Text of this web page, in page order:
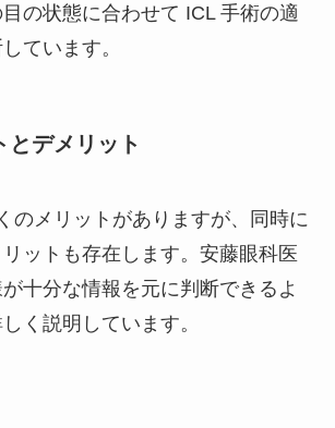
の状態に合わせて ICL 手術の適
ています。
とデメリット
のメリットがありますが、同時に
ットも存在します。安藤眼科医
十分な情報を元に判断できるよ
く説明しています。